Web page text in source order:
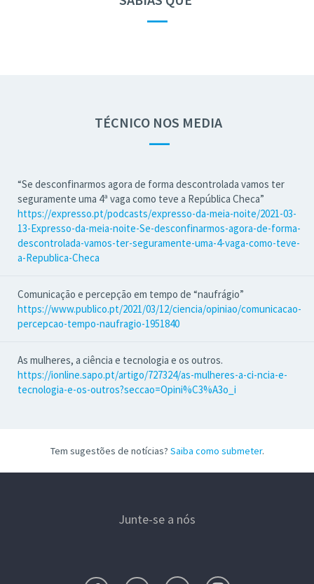
—
TÉCNICO NOS MEDIA
—
“Se desconfinarmos agora de forma descontrolada vamos ter
seguramente uma 4ª vaga como teve a República Checa”
https://expresso.pt/podcasts/expresso-da-meia-noite/2021-03-
13-Expresso-da-meia-noite-Se-desconfinarmos-agora-de-forma-
descontrolada-vamos-ter-seguramente-uma-4-vaga-como-teve-
a-Republica-Checa
Comunicação e percepção em tempo de “naufrágio”
https://www.publico.pt/2021/03/12/ciencia/opiniao/comunicacao-
percepcao-tempo-naufragio-1951840
As mulheres, a ciência e tecnologia e os outros.
https://ionline.sapo.pt/artigo/727324/as-mulheres-a-ci-ncia-e-
tecnologia-e-os-outros?seccao=Opini%C3%A3o_i
Tem sugestões de notícias? Saiba como submeter.
Junte-se a nós